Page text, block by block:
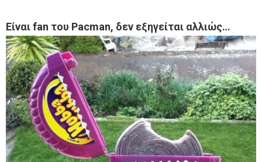
Είναι fan του Pacman, δεν εξηγείται αλλιώς…